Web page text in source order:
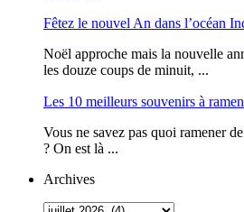
Fêtez le nouvel An dans l’océan
Noël approche mais la nouvelle
les douze coups de minuit, ...
Les 10 meilleurs souvenirs à
Vous ne savez pas quoi ramener
? On est là ...
Archives